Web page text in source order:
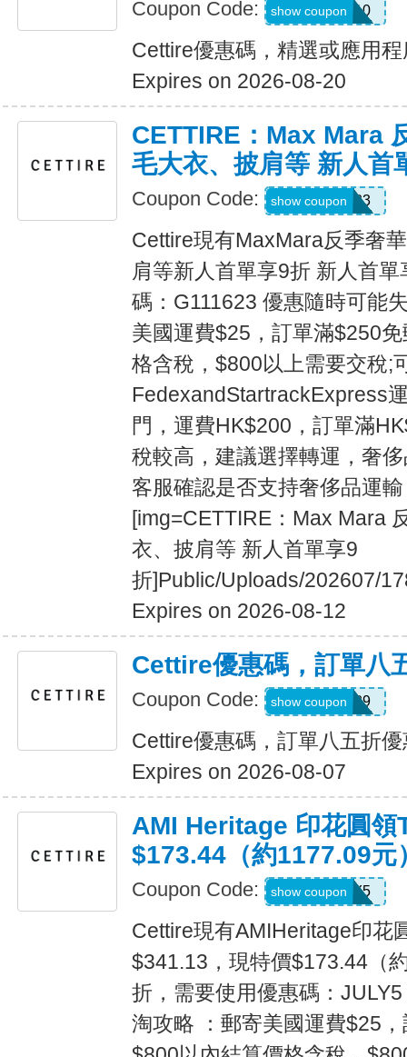
Coupon Code: EXTRA10
show coupon
Cettire優惠碼，精選或應用
Expires on 2026-08-20
CETTIRE：Max Mara
毛大衣、披肩等 新人首
Coupon Code: G111623
show coupon
Cettire現有MaxMara反季奢
肩等新人首單享9折 新人首
碼：G111623 優惠隨時可能
美國運費$25，訂單滿$250
格含稅，$800以上需要交稅;
FedexandStartrackExpress
門，運費HK$200，訂單滿
稅較高，建議選擇轉運，奢
客服確認是否支持奢侈品運
[img=CETTIRE：Max Mara
衣、披肩等 新人首單享9
折]Public/Uploads/202607/
Expires on 2026-08-12
Cettire優惠碼，訂單八
Coupon Code: G120929
show coupon
Cettire優惠碼，訂單八五折優
Expires on 2026-08-07
AMI Heritage 印花圓領
$173.44（約1177.09元
Coupon Code: JULY5
show coupon
Cettire現有AMIHeritage印花
$341.13，現特價$173.44（
折，需要使用優惠碼：
淘攻略 ：郵寄美國運費$25